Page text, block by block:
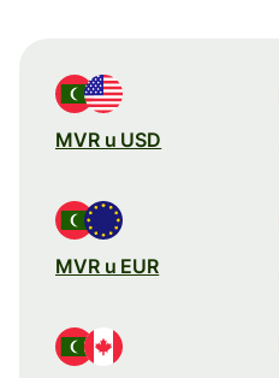
MVR u USD
MVR u EUR